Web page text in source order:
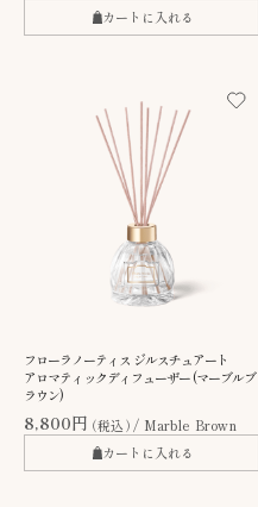
カートに入れる
フローラノーティス ジルスチュアート
アロマティックディフューザー (マーブルブ
ラウン)
8,800円（税込） Marble Brown
カートに入れる